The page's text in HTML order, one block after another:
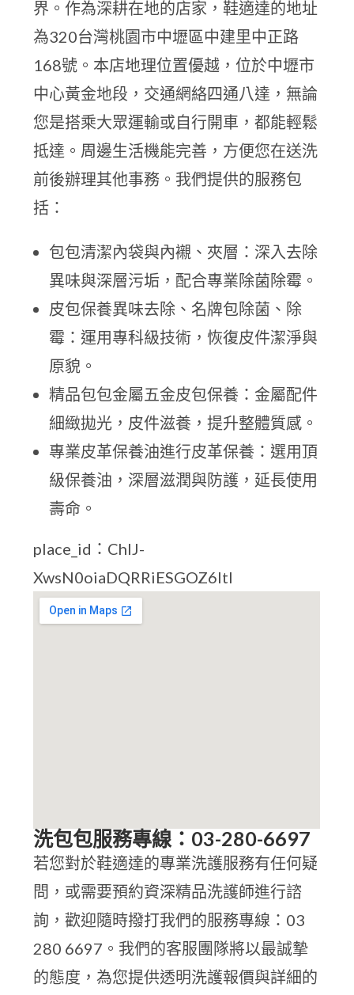
界。作為深耕在地的店家，鞋適達的地址
為320台灣桃園市中壢區中建里中正路
168號。本店地理位置優越，位於中壢市
中心黃金地段，交通網絡四通八達，無論
您是搭乘大眾運輸或自行開車，都能輕鬆
抵達。周邊生活機能完善，方便您在送洗
前後辦理其他事務。我們提供的服務包
括：
包包清潔內袋與內襯、夾層：深入去除
異味與深層污垢，配合專業除菌除霉。
皮包保養異味去除、名牌包除菌、除
霉：運用專科級技術，恢復皮件潔淨與
原貌。
精品包包金屬五金皮包保養：金屬配件
細緻拋光，皮件滋養，提升整體質感。
專業皮革保養油進行皮革保養：選用頂
級保養油，深層滋潤與防護，延長使用
壽命。
place_id：ChIJ-
XwsN0oiaDQRRiESGOZ6ItI
洗包包服務專線：03-280-6697
若您對於鞋適達的專業洗護服務有任何疑
問，或需要預約資深精品洗護師進行諮
詢，歡迎隨時撥打我們的服務專線：03
280 6697。我們的客服團隊將以最誠摯
的態度，為您提供透明洗護報價與詳細的